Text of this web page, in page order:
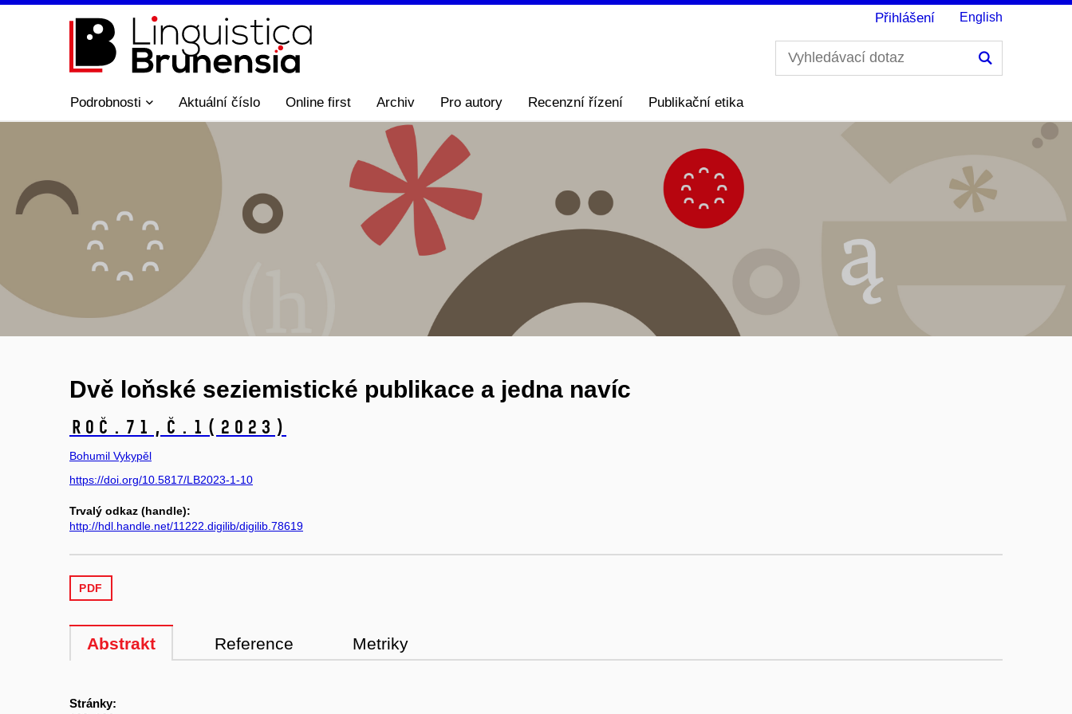
Přihlášení English
Podrobnosti Aktuální číslo Online first Archiv Pro autory Recenzní řízení Publikační etika
Dvě loňské seziemistické publikace a jedna navíc
Roč.71, č.1 (2023)
Bohumil Vykypěl
https://doi.org/10.5817/LB2023-1-10
Trvalý odkaz (handle):
http://hdl.handle.net/11222.digilib/digilib.78619
PDF
Abstrakt Reference Metriky
Stránky: